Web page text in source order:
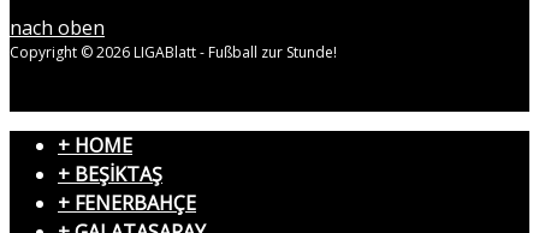
nach oben
Copyright © 2026 LIGABlatt - Fußball zur Stunde!
+ HOME
+ BEŞİKTAŞ
+ FENERBAHÇE